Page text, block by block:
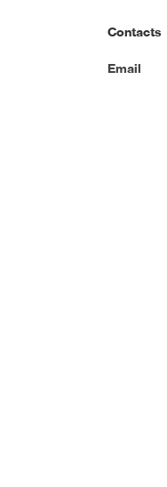
Contacts
Email